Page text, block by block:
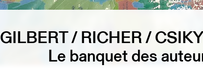
GILBERT / RICHER /
Le banquet des